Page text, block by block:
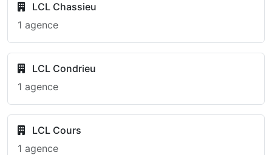
LCL Chassieu
1 agence
LCL Condrieu
1 agence
LCL Cours
1 agence